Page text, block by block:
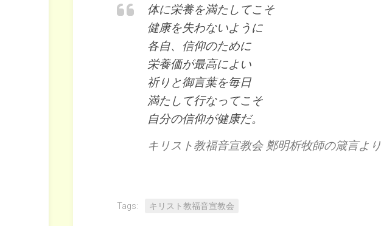
体に栄養を満たしてこそ
健康を失わないように
各自、信仰のために
栄養価が最高によい
祈りと御言葉を毎日
満たして行なってこそ
自分の信仰が健康だ。
キリスト教福音宣教会 鄭明析牧師の箴言より
Tags: キリスト教福音宣教会